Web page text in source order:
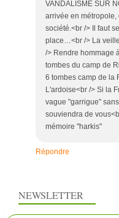
VANDALISME SUR
arrivée en métropole,
société.<br /> Il faut
place…<br /> La
/> Rendre hommage
tombes du camp de
6 tombes camp de la
L'ardoise<br /> Si la
vague "garrigue"
souviendra de
mémoire "harkis"
Répondre
NEWSLETTER